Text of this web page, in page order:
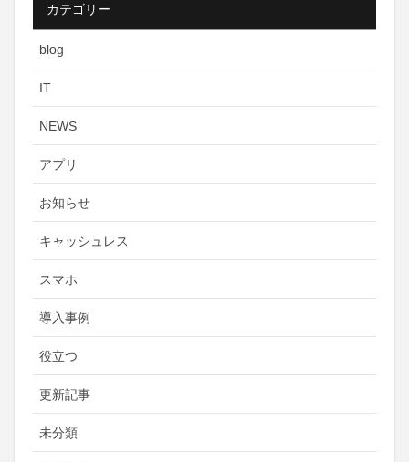
カテゴリー
blog
IT
NEWS
アプリ
お知らせ
キャッシュレス
スマホ
導入事例
役立つ
更新記事
未分類